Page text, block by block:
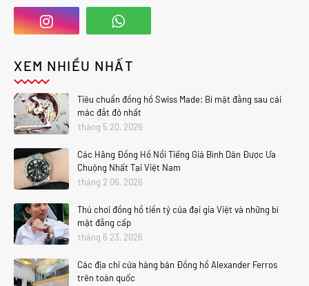
XEM NHIỀU NHẤT
Tiêu chuẩn đồng hồ Swiss Made: Bí mật đằng sau cái
mác đắt đỏ nhất
tháng 5 20, 2026
Các Hãng Đồng Hồ Nổi Tiếng Giá Bình Dân Được Ưa
Chuộng Nhất Tại Việt Nam
tháng 2 06, 2026
Thú chơi đồng hồ tiền tỷ của đại gia Việt và những bí
mật đẳng cấp
tháng 6 23, 2026
Các địa chỉ cửa hàng bán Đồng hồ Alexander Ferros
trên toàn quốc